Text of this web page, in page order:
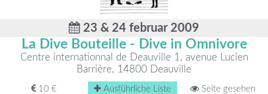
23 & 24 februar 2009
La Dive Bouteille - Dive in Omnivore
Centre internationnal de Deauville 1, avenue Lucien
Barrière, 14800 Deauville
10 € Ausführliche Liste
Seite gesehen